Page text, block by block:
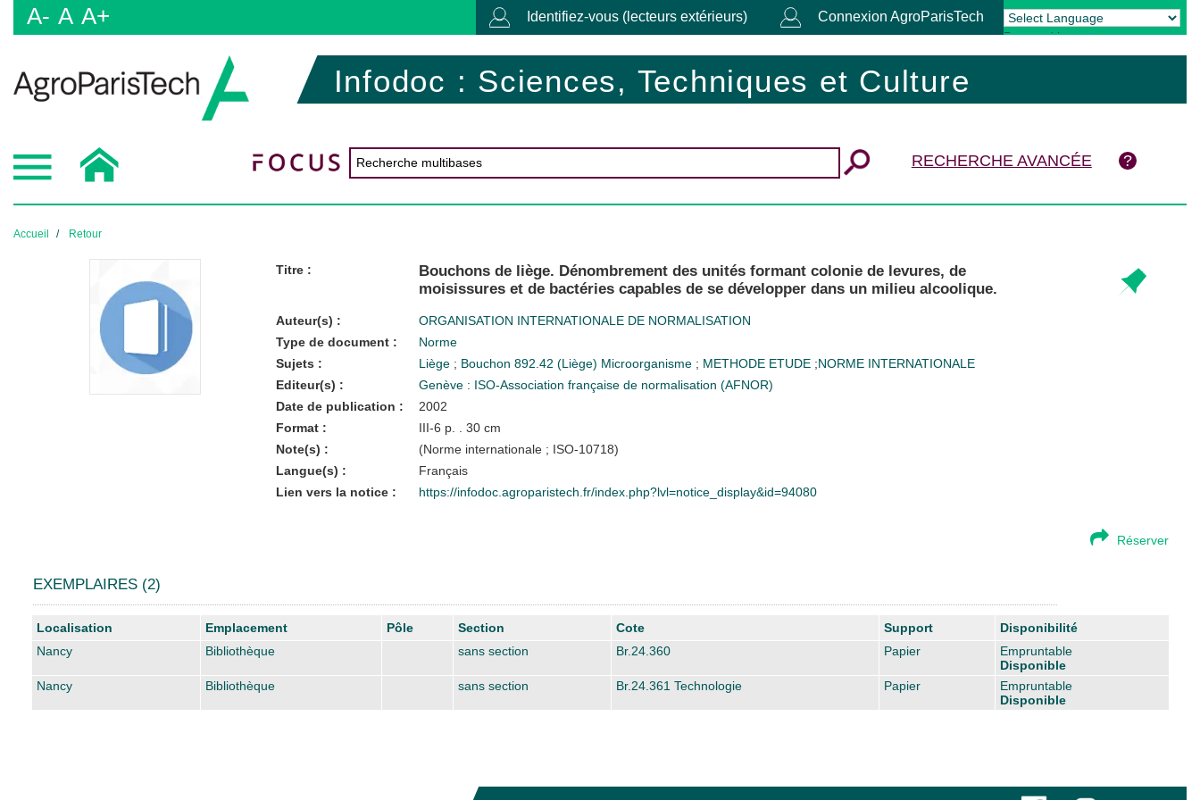
A- A A+ Identifiez-vous (lecteurs extérieurs) Connexion AgroParisTech
Powered by Translate
Infodoc : Sciences, Techniques et Culture
RECHERCHE AVANCÉE
Accueil Retour
Titre :
Bouchons de liège. Dénombrement des unités formant colonie de levures, de
moisissures et de bactéries capables de se développer dans un milieu alcoolique.
Auteur(s) :
ORGANISATION INTERNATIONALE DE NORMALISATION
Type de document :
Norme
Sujets :
Liège ; Bouchon 892.42 (Liège) Microorganisme ; METHODE ETUDE ;NORME INTERNATIONALE
Editeur(s) :
Genève : ISO-Association française de normalisation (AFNOR)
Date de publication :
2002
Format :
III-6 p. . 30 cm
Note(s) :
(Norme internationale ; ISO-10718)
Langue(s) :
Français
Lien vers la notice :
https://infodoc.agroparistech.fr/index.php?lvl=notice_display&id=94080
Réserver
EXEMPLAIRES (2)
Liste des exemplaires
Localisation Emplacement Pôle Section Cote Support
Disponibilité
Nancy
Bibliothèque sans section Br.24.360 Papier
Empruntable
Disponible
Nancy
Bibliothèque sans section Br.24.361 Technologie Papier
Empruntable
Disponible